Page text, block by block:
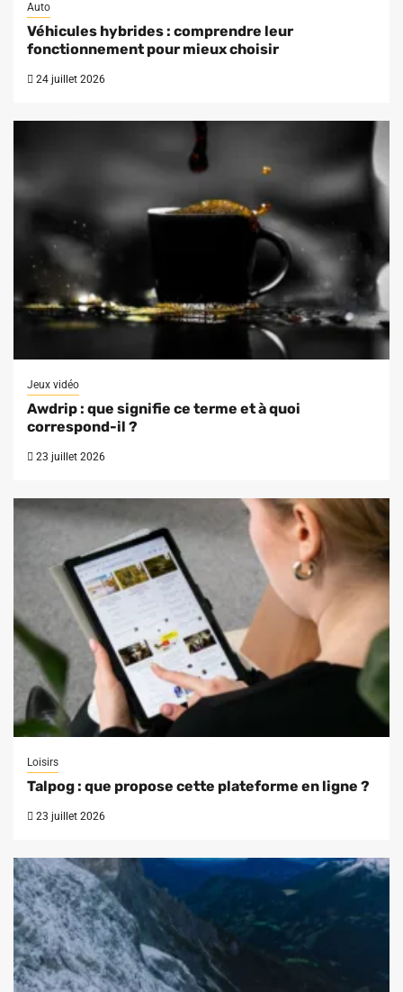
Auto
Véhicules hybrides : comprendre leur
fonctionnement pour mieux choisir
24 juillet 2026
Jeux vidéo
Awdrip : que signifie ce terme et à quoi
correspond-il ?
23 juillet 2026
Loisirs
Talpog : que propose cette plateforme en ligne ?
23 juillet 2026